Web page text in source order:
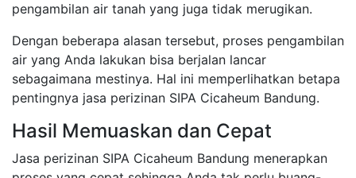
pengambilan air tanah yang juga tidak merugikan.
Dengan beberapa alasan tersebut, proses pengambilan
air yang Anda lakukan bisa berjalan lancar
sebagaimana mestinya. Hal ini memperlihatkan betapa
pentingnya jasa perizinan SIPA Cicaheum Bandung.
Hasil Memuaskan dan Cepat
Jasa perizinan SIPA Cicaheum Bandung menerapkan